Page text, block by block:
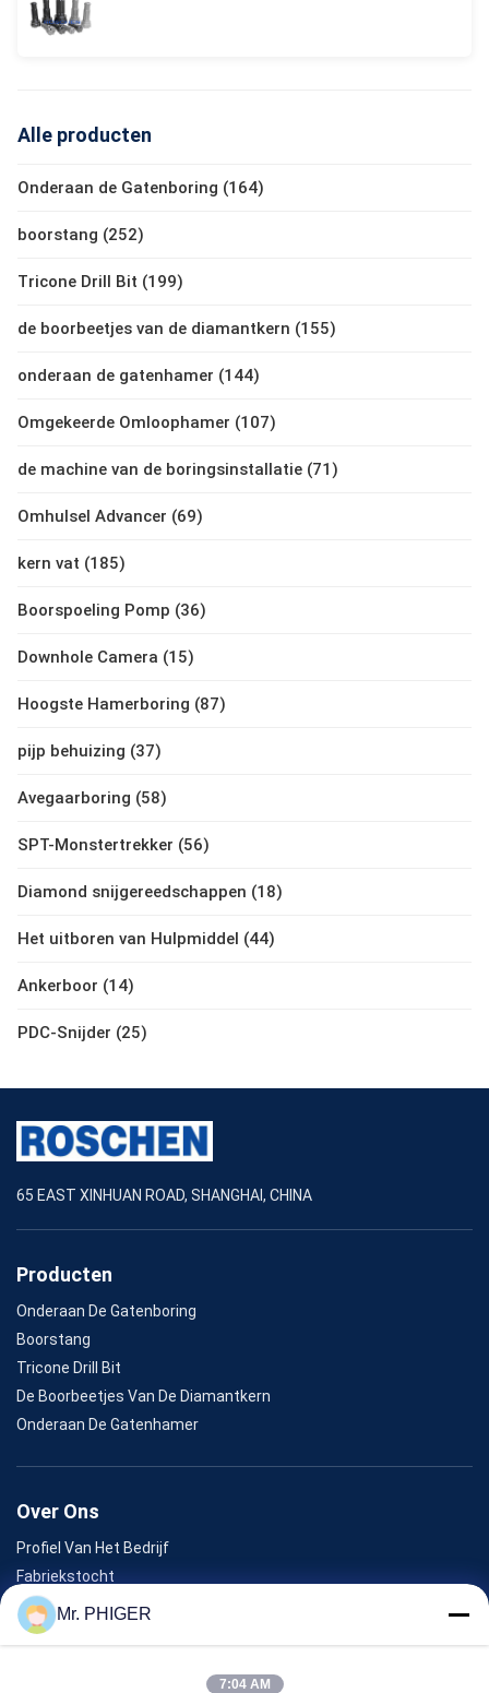
Alle producten
Onderaan de Gatenboring (164)
boorstang (252)
Tricone Drill Bit (199)
de boorbeetjes van de diamantkern (155)
onderaan de gatenhamer (144)
Omgekeerde Omloophamer (107)
de machine van de boringsinstallatie (71)
Omhulsel Advancer (69)
kern vat (185)
Boorspoeling Pomp (36)
Downhole Camera (15)
Hoogste Hamerboring (87)
pijp behuizing (37)
Avegaarboring (58)
SPT-Monstertrekker (56)
Diamond snijgereedschappen (18)
Het uitboren van Hulpmiddel (44)
Ankerboor (14)
PDC-Snijder (25)
65 EAST XINHUAN ROAD, SHANGHAI, CHINA
Producten
Onderaan De Gatenboring
Boorstang
Tricone Drill Bit
De Boorbeetjes Van De Diamantkern
Onderaan De Gatenhamer
Over Ons
Profiel Van Het Bedrijf
Fabriekstocht
Kwaliteitscontrole
Sitemap
Mr. PHIGER
7:04 AM